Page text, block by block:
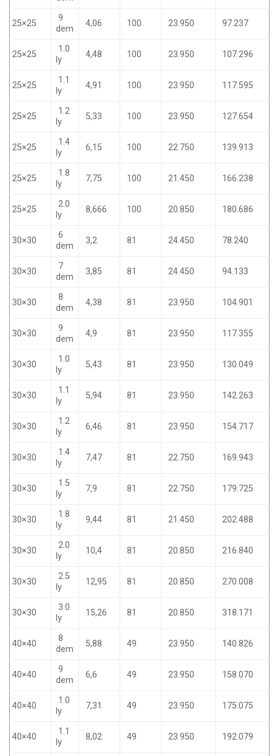
25×25
9
dem
4,06 100 23.950 97.237
25×25
1.0
ly
4,48 100 23.950 107.296
25×25
1.1
ly
4,91 100 23.950 117.595
25×25
1.2
ly
5,33 100 23.950 127.654
25×25
1.4
ly
6,15 100 22.750 139.913
25×25
1.8
ly
7,75 100 21.450 166.238
25×25
2.0
ly
8,666 100 20.850 180.686
30×30
6
dem
3,2 81 24.450 78.240
30×30
7
dem
3,85 81 24.450 94.133
30×30
8
dem
4,38 81 23.950 104.901
30×30
9
dem
4,9 81 23.950 117.355
30×30
1.0
ly
5,43 81 23.950 130.049
30×30
1.1
ly
5,94 81 23.950 142.263
30×30
1.2
ly
6,46 81 23.950 154.717
30×30
1.4
ly
7,47 81 22.750 169.943
30×30
1.5
ly
7,9 81 22.750 179.725
30×30
1.8
ly
9,44 81 21.450 202.488
30×30
2.0
ly
10,4 81 20.850 216.840
30×30
2.5
ly
12,95 81 20.850 270.008
30×30
3.0
ly
15,26 81 20.850 318.171
40×40
8
dem
5,88 49 23.950 140.826
40×40
9
dem
6,6 49 23.950 158.070
40×40
1.0
ly
7,31 49 23.950 175.075
40×40
1.1
ly
8,02 49 23.950 192.079